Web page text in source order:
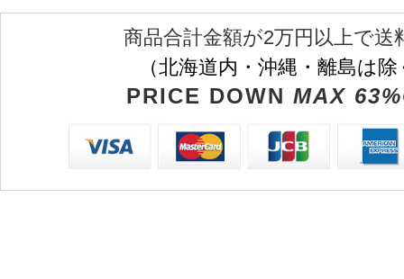
商品合計金額が2万円以上で送
（北海道内・沖縄・離島は
PRICE DOWN MAX